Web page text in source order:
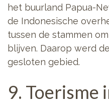
het buurland Papua-
de Indonesische
tussen de stammen
blijven. Daarop werd
gesloten gebied.
9. Toerisme